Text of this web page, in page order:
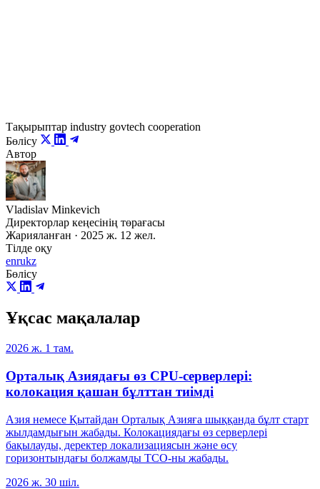
Тақырыптар industry govtech cooperation
Бөлісу
Автор
Vladislav Minkevich
Директорлар кеңесінің төрағасы
Жарияланған · 2025 ж. 12 жел.
Тілде оқу
enrukz
Бөлісу
Ұқсас мақалалар
2026 ж. 1 там.
Орталық Азиядағы өз CPU-серверлері:
колокация қашан бұлттан тиімді
Азия немесе Қытайдан Орталық Азияға шыққанда бұлт старт
жылдамдығын жабады. Колокациядағы өз серверлері
бақылауды, деректер локализациясын және өсу
горизонтындағы болжамды TCO-ны жабады.
2026 ж. 30 шіл.